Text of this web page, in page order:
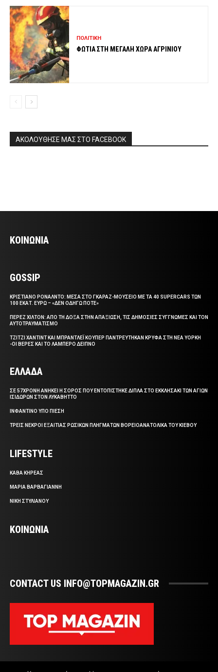
ΠΟΛΙΤΙΚΗ
ΦΩΤΙΑ ΣΤΗ ΜΕΓΑΛΗ ΧΩΡΑ ΑΓΡΙΝΙΟΥ
ΑΚΟΛΟΥΘΗΣΕ ΜΑΣ ΣΤΟ FACEBOOK
ΚΟΙΝΩΝΙΑ
GOSSIP
ΚΡΙΣΤΙΑΝΟ ΡΟΝΑΛΝΤΟ: ΜΕΣΑ ΣΤΟ ΓΚΑΡΑΖ-ΜΟΥΣΕΙΟ ΜΕ ΤΑ 40 SUPERCARS ΤΩΝ
100 ΕΚΑΤ. ΕΥΡΩ – «ΔΕΝ ΟΔΗΓΩ ΠΟΤΕ»
ΠΕΡΕΖ ΧΙΛΤΟΝ: ΑΠΟ ΤΗ ΔΟΞΑ ΣΤΗΝ ΑΠΑΞΙΩΣΗ, ΤΙΣ ΔΗΜΟΣΙΕΣ ΣΥΓΓΝΩΜΕΣ ΚΑΙ ΤΟΝ
ΑΥΤΟΤΡΑΥΜΑΤΙΣΜΟ
ΤΖΙΤΖΙ ΧΑΝΤΙΝΤ ΚΑΙ ΜΠΡΑΝΤΛΕΪ ΚΟΥΠΕΡ ΠΑΝΤΡΕΥΤΗΚΑΝ ΚΡΥΦΑ ΣΤΗ ΝΕΑ ΥΟΡΚΗ
-ΟΙ ΒΕΡΕΣ ΚΑΙ ΤΟ ΛΑΜΠΕΡΟ ΔΕΙΠΝΟ
ΕΛΛΑΔΑ
ΣΕ 57ΧΡΟΝΗ ΑΝΗΚΕΙ Η ΣΟΡΟΣ ΠΟΥ ΕΝΤΟΠΙΣΤΗΚΕ ΔΙΠΛΑ ΣΤΟ ΕΚΚΛΗΣΑΚΙ ΤΩΝ ΑΓΙΩΝ
ΙΣΙΔΩΡΩΝ ΣΤΟΝ ΛΥΚΑΒΗΤΤΟ
ΙΝΦΑΝΤΙΝΟ ΥΠΟ ΠΙΕΣΗ
ΤΡΕΙΣ ΝΕΚΡΟΙ ΕΞΑΙΤΙΑΣ ΡΩΣΙΚΩΝ ΠΛΗΓΜΑΤΩΝ ΒΟΡΕΙΟΑΝΑΤΟΛΙΚΑ ΤΟΥ ΚΙΕΒΟΥ
LIFESTYLE
ΚΑΒΑ ΚΗΡΕΑΣ
ΜΑΡΙΑ ΒΑΡΒΑΓΙΑΝΝΗ
ΝΙΚΗ ΣΤΥΛΙΑΝΟΥ
ΚΟΙΝΩΝΙΑ
CONTACT US INFO@TOPMAGAZIN.GR